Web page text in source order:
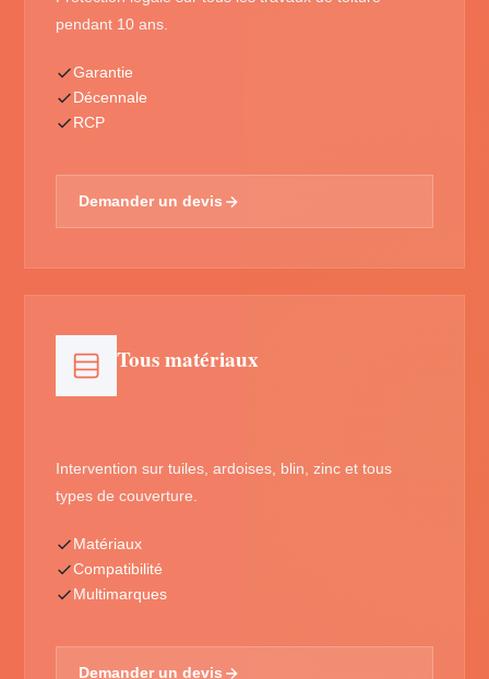
pendant 10 ans.
Garantie
Décennale
RCP
Demander un devis
Tous matériaux
Intervention sur tuiles, ardoises, blin, zinc et tous
types de couverture.
Matériaux
Compatibilité
Multimarques
Demander un devis